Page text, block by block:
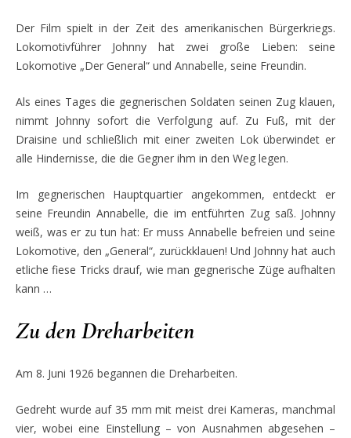
Der Film spielt in der Zeit des amerikanischen Bürgerkriegs.
Lokomotivführer Johnny hat zwei große Lieben: seine
Lokomotive „Der General“ und Annabelle, seine Freundin.
Als eines Tages die gegnerischen Soldaten seinen Zug klauen,
nimmt Johnny sofort die Verfolgung auf. Zu Fuß, mit der
Draisine und schließlich mit einer zweiten Lok überwindet er
alle Hindernisse, die die Gegner ihm in den Weg legen.
Im gegnerischen Hauptquartier angekommen, entdeckt er
seine Freundin Annabelle, die im entführten Zug saß. Johnny
weiß, was er zu tun hat: Er muss Annabelle befreien und seine
Lokomotive, den „General“, zurückklauen! Und Johnny hat auch
etliche fiese Tricks drauf, wie man gegnerische Züge aufhalten
kann …
Zu den Dreharbeiten
Am 8. Juni 1926 begannen die Dreharbeiten.
Gedreht wurde auf 35 mm mit meist drei Kameras, manchmal
vier, wobei eine Einstellung – von Ausnahmen abgesehen –